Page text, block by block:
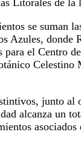
se suman
Azules, donde
para el Centro
Celestino
junto al
alcanza un
asociados